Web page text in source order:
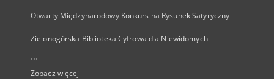
Otwarty Międzynarodowy Konkurs na Rysunek Satyryczny
Zielonogórska Biblioteka Cyfrowa dla Niewidomych
...
Zobacz więcej